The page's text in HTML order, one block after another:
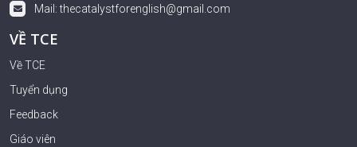
Mail:thecatalystforenglish@gmail.com
VỀ TCE
Về TCE
Tuyển dụng
Feedback
Giáo viên